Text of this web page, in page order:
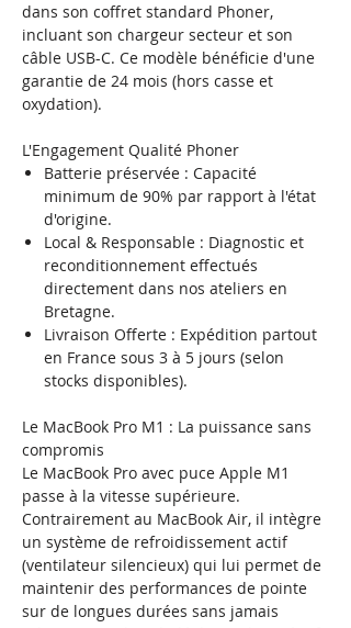
dans son coffret standard Phoner,
incluant son chargeur secteur et son
câble USB-C. Ce modèle bénéficie d'une
garantie de 24 mois (hors casse et
oxydation).
L'Engagement Qualité Phoner
Batterie préservée : Capacité
minimum de 90% par rapport à l'état
d'origine.
Local & Responsable : Diagnostic et
reconditionnement effectués
directement dans nos ateliers en
Bretagne.
Livraison Offerte : Expédition partout
en France sous 3 à 5 jours (selon
stocks disponibles).
Le MacBook Pro M1 : La puissance sans
compromis
Le MacBook Pro avec puce Apple M1
passe à la vitesse supérieure.
Contrairement au MacBook Air, il intègre
un système de refroidissement actif
(ventilateur silencieux) qui lui permet de
maintenir des performances de pointe
sur de longues durées sans jamais